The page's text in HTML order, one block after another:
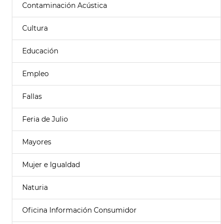
Contaminación Acústica
Cultura
Educación
Empleo
Fallas
Feria de Julio
Mayores
Mujer e Igualdad
Naturia
Oficina Información Consumidor